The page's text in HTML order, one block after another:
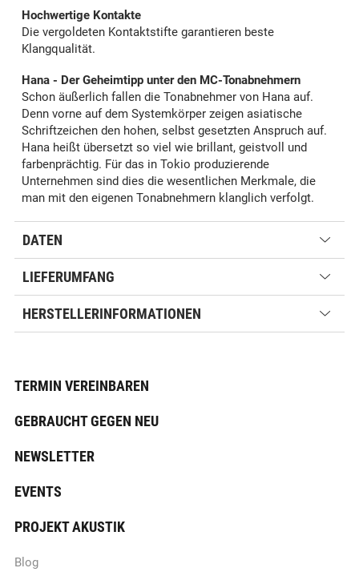
Hochwertige Kontakte
Die vergoldeten Kontaktstifte garantieren beste
Klangqualität.
Hana - Der Geheimtipp unter den MC-Tonabnehmern
Schon äußerlich fallen die Tonabnehmer von Hana auf.
Denn vorne auf dem Systemkörper zeigen asiatische
Schriftzeichen den hohen, selbst gesetzten Anspruch auf.
Hana heißt übersetzt so viel wie brillant, geistvoll und
farbenprächtig. Für das in Tokio produzierende
Unternehmen sind dies die wesentlichen Merkmale, die
man mit den eigenen Tonabnehmern klanglich verfolgt.
DATEN
LIEFERUMFANG
HERSTELLERINFORMATIONEN
TERMIN VEREINBAREN
GEBRAUCHT GEGEN NEU
NEWSLETTER
EVENTS
PROJEKT AKUSTIK
Blog